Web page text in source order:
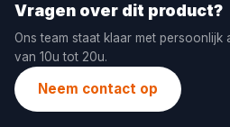
Vragen over dit product?
Ons team staat klaar met persoonlijk
van 10u tot 20u.
Neem contact op